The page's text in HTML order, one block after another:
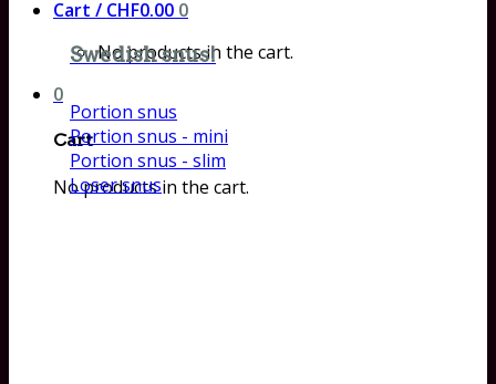
Cart / CHF0.00 0
No products in the cart.
0
Cart
No products in the cart.
Swedish snus!
Portion snus
Portion snus - mini
Portion snus - slim
Loser snus